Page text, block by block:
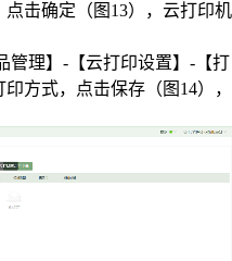
击确定（图13），云打印机
管理】-【云打印设置】-【打
方式，点击保存（图14），